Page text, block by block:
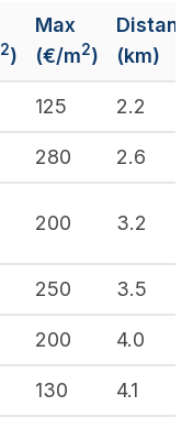
2)
Max
(€/m2)
Distanz
(km)
125 2.2
280 2.6
200 3.2
250 3.5
200 4.0
130 4.1